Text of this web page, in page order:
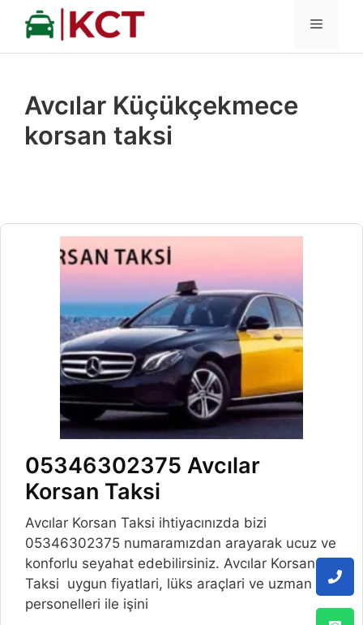
İçeriğe
MENÜ
Avcılar Küçükçekmece
korsan taksi
05346302375 Avcılar
Korsan Taksi
Avcılar Korsan Taksi ihtiyacınızda bizi
05346302375 numaramızdan arayarak ucuz ve
konforlu seyahat edebilirsiniz. Avcılar Korsan
Taksi uygun fiyatlari, lüks araçlari ve uzman
personelleri ile işini